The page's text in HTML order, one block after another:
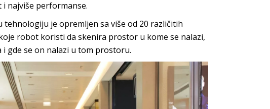
najviše performanse.
je opremljen sa više od 20 različitih
robot koristi da skenira prostor u kome se nalazi,
gde se on nalazi u tom prostoru.